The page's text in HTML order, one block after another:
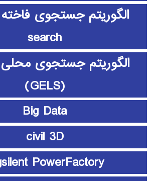
search
الگوریتم جستجوی
(GELS)
Big Data
civil 3D
PowerFactory